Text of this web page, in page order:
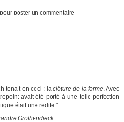
pour poster un commentaire
tenait en ceci : laclôture de la forme. Avec
avait été porté à une telle perfection
était une redite."
Grothendieck